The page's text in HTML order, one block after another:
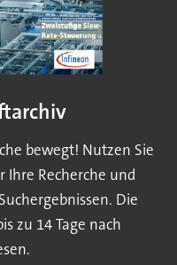
bewegt! Nutzen Sie
Recherche und
Die
zu 14 Tage nach